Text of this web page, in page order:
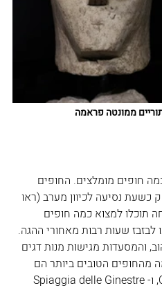
ממונטה פראמה
חופים מומלצים. החופים
כשעת נסיעה לכיוון מערב (ראו
תוכלו למצוא כמה חופים
לבזבז שעות רבות מאחורי ההגה.
והמסעדות מגישות מנות דגים
מהחופים הטובים ביותר הם
Cala Sinzias, Punta Molentis, ו-Spiaggia delle Ginestre